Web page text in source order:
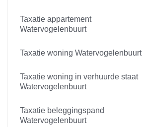
Taxatie appartement
Watervogelenbuurt
Taxatie woning Watervogelenbuurt
Taxatie woning in verhuurde staat
Watervogelenbuurt
Taxatie beleggingspand
Watervogelenbuurt